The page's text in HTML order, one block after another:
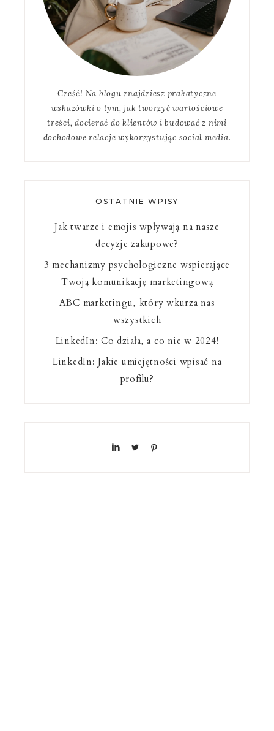
Cześć! Na blogu znajdziesz prakatyczne
wskazówki o tym, jak tworzyć wartościowe
treści, docierać do klientów i budować z nimi
dochodowe relacje wykorzystując social media.
OSTATNIE WPISY
Jak twarze i emojis wpływają na nasze
decyzje zakupowe?
3 mechanizmy psychologiczne wspierające
Twoją komunikację marketingową
ABC marketingu, który wkurza nas
wszystkich
LinkedIn: Co działa, a co nie w 2024!
LinkedIn: Jakie umiejętności wpisać na
profilu?